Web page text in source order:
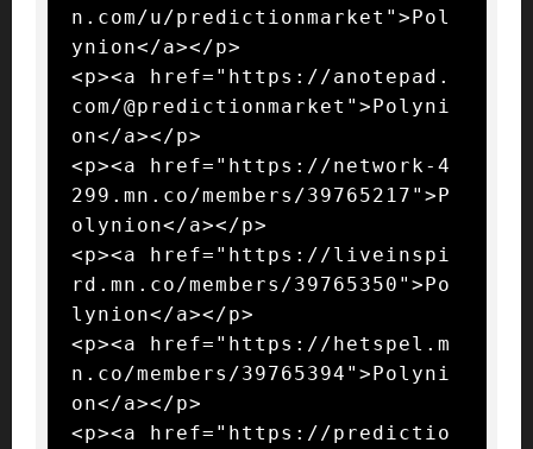
n.com/u/predictionmarket">Pol
ynion</a></p>
<p><a href="https://anotepad.
com/@predictionmarket">Polyni
on</a></p>
<p><a href="https://network-4
299.mn.co/members/39765217">P
olynion</a></p>
<p><a href="https://liveinspi
rd.mn.co/members/39765350">Po
lynion</a></p>
<p><a href="https://hetspel.m
n.co/members/39765394">Polyni
on</a></p>
<p><a href="https://predictio